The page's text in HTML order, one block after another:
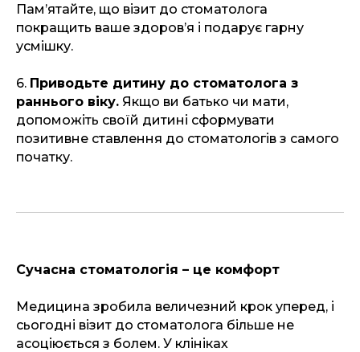
Пам’ятайте, що візит до стоматолога
покращить ваше здоров’я і подарує гарну
усмішку.
6. Приводьте дитину до стоматолога з
раннього віку. Якщо ви батько чи мати,
допоможіть своїй дитині сформувати
позитивне ставлення до стоматологів з самого
початку.
Сучасна стоматологія – це комфорт
Медицина зробила величезний крок уперед, і
сьогодні візит до стоматолога більше не
асоціюється з болем. У клініках